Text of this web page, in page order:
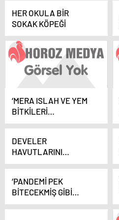
HER OKULA BİR
SOKAK KÖPEĞİ
‘MERA ISLAH VE YEM
BİTKİLERİ
GELİŞTİRME’ PROJESİ
DEVELER
HAVUTLARINI
KUŞANDI
‘PANDEMİ PEK
BİTECEKMİŞ GİBİ
GÖRÜNMÜYOR’